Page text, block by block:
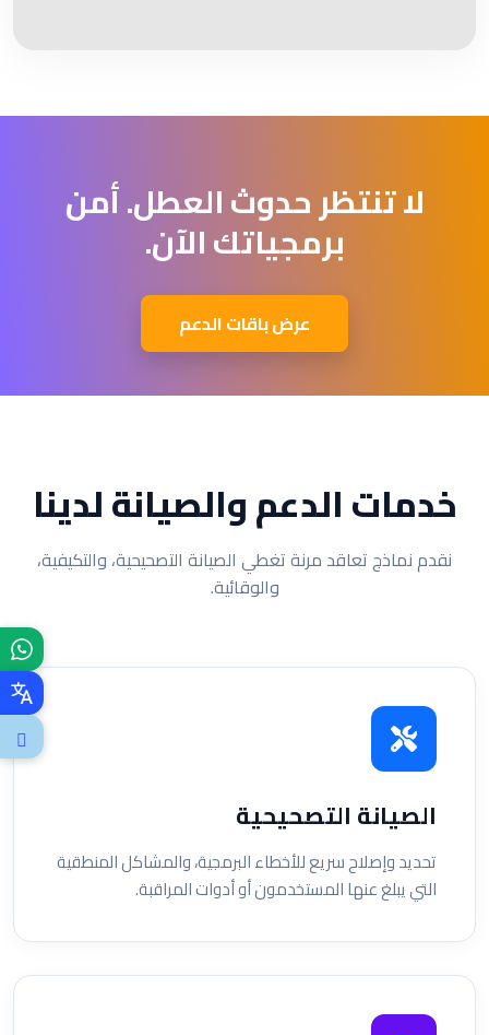
لا تنتظر حدوث العطل. أمن
برمجياتك الآن.
عرض باقات الدعم
خدمات الدعم والصيانة لدينا
نقدم نماذج تعاقد مرنة تغطي الصيانة التصحيحية، والتكيفية،
والوقائية.
الصيانة التصحيحية
تحديد وإصلاح سريع للأخطاء البرمجية، والمشاكل المنطقية
التي يبلغ عنها المستخدمون أو أدوات المراقبة.